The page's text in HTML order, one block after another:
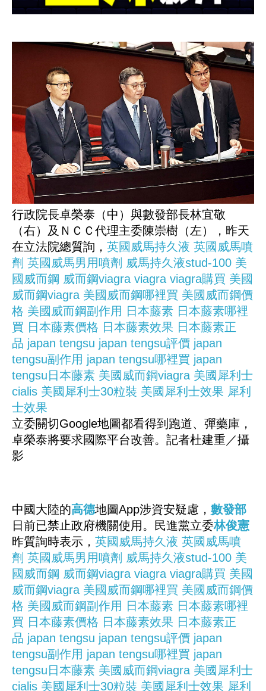
行政院長卓榮泰（中）與數發部長林宜敬
（右）及ＮＣＣ代理主委陳崇樹（左），昨天
在立法院總質詢， 英國威馬持久液 英國威馬噴
劑 英國威馬男用噴劑 威馬持久液stud-100 美
國威而鋼 威而鋼viagra viagra viagra購買 美國
威而鋼viagra 美國威而鋼哪裡買 美國威而鋼價
格 美國威而鋼副作用 日本藤素 日本藤素哪裡
買 日本藤素價格 日本藤素效果 日本藤素正
品 japan tengsu japan tengsu評價 japan
tengsu副作用 japan tengsu哪裡買 japan
tengsu日本藤素 美國威而鋼viagra 美國犀利士
cialis 美國犀利士30粒裝 美國犀利士效果 犀利
士效果
立委關切Google地圖都看得到跑道、彈藥庫，
卓榮泰將要求國際平台改善。記者杜建重／攝
影
中國大陸的高德地圖App涉資安疑慮， 數發部
日前已禁止政府機關使用。民進黨立委林俊憲
昨質詢時表示， 英國威馬持久液 英國威馬噴
劑 英國威馬男用噴劑 威馬持久液stud-100 美
國威而鋼 威而鋼viagra viagra viagra購買 美國
威而鋼viagra 美國威而鋼哪裡買 美國威而鋼價
格 美國威而鋼副作用 日本藤素 日本藤素哪裡
買 日本藤素價格 日本藤素效果 日本藤素正
品 japan tengsu japan tengsu評價 japan
tengsu副作用 japan tengsu哪裡買 japan
tengsu日本藤素 美國威而鋼viagra 美國犀利士
cialis 美國犀利士30粒裝 美國犀利士效果 犀利